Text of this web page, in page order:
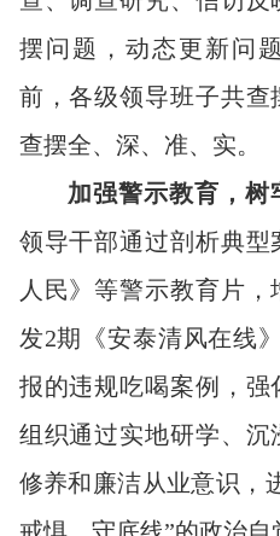
摆问题，动态更新问
前，各级领导班子共查
查摆全、深、准、实。
加强警示教育 ， 树
领导干部通过剖析典型
人民》等警示教育片，
发2期《安泰清风在线
报的违规吃喝案例，
组织通过实地研学、
修养和廉洁从业意识，